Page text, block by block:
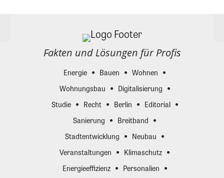
Fakten und Lösungen für Profis
Energie Bauen
Wohnen
Wohnungsbau
Digitalisierung
Studie
Recht Berlin
Editorial
Sanierung
Breitband
Stadtentwicklung
Neubau
Veranstaltungen
Klimaschutz
Energieeffizienz
Personalien